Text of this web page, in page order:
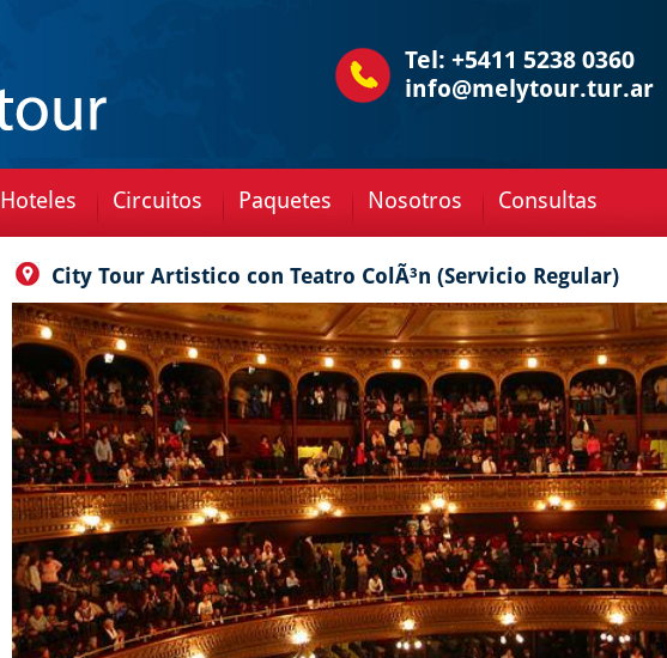
Tel: +5411 5238 0360
info@melytour.tur.ar
Hoteles Circuitos Paquetes Nosotros Consultas
City Tour Artistico con Teatro ColÃ³n (Servicio Regular)